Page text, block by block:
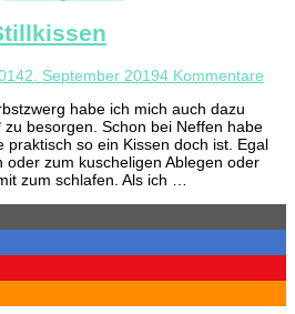
2. September 20194 Kommentare
habe ich mich auch dazu
besorgen. Schon bei Neffen habe
praktisch so ein Kissen doch ist. Egal
oder zum kuscheligen Ablegen oder
zum schlafen. Als ich …